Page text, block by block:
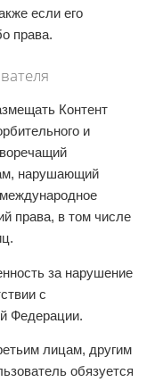
если его
права.
Контент
и
нарушающий
права, в том числе
за нарушение
с
Федерации.
лицам, другим
обязуется